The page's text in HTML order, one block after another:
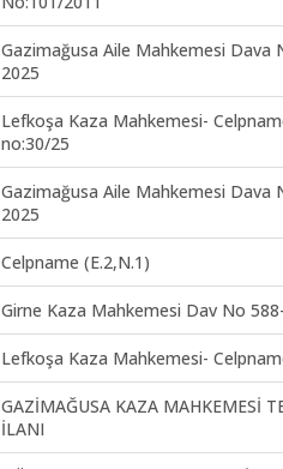
Gazimağusa Aile Mahkemesi Dava
2025
Lefkoşa Kaza Mahkemesi-
no:30/25
Gazimağusa Aile Mahkemesi Dava
2025
Celpname (E.2,N.1)
Girne Kaza Mahkemesi Dav No
Lefkoşa Kaza Mahkemesi-
GAZİMAĞUSA KAZA MAHKEMESİ
İLANI